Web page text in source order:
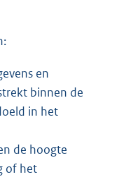
en
binnen de
in het
de hoogte
of het